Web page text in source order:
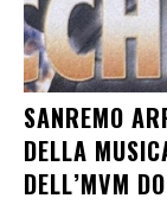
SANREMO
DELLA
DELL’MVM